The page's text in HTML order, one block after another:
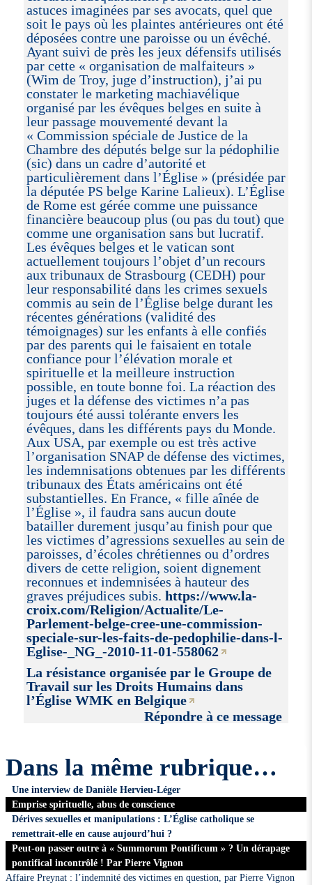
astuces imaginées par ses avocats, quel que
soit le pays où les plaintes antérieures ont été
déposées contre une paroisse ou un évêché.
Ayant suivi de près les jeux défensifs utilisés
par cette « organisation de malfaiteurs »
(Wim de Troy, juge d’instruction), j’ai pu
constater le marketing machiavélique
organisé par les évêques belges en suite à
leur passage mouvementé devant la
« Commission spéciale de Justice de la
Chambre des députés belge sur la pédophilie
(sic) dans un cadre d’autorité et
particulièrement dans l’Église » (présidée par
la députée PS belge Karine Lalieux). L’Église
de Rome est gérée comme une puissance
financière beaucoup plus (ou pas du tout) que
comme une organisation sans but lucratif.
Les évêques belges et le vatican sont
actuellement toujours l’objet d’un recours
aux tribunaux de Strasbourg (CEDH) pour
leur responsabilité dans les crimes sexuels
commis au sein de l’Église belge durant les
récentes générations (validité des
témoignages) sur les enfants à elle confiés
par des parents qui le faisaient en totale
confiance pour l’élévation morale et
spirituelle et la meilleure instruction
possible, en toute bonne foi. La réaction des
juges et la défense des victimes n’a pas
toujours été aussi tolérante envers les
évêques, dans les différents pays du Monde.
Aux USA, par exemple ou est très active
l’organisation SNAP de défense des victimes,
les indemnisations obtenues par les différents
tribunaux des États américains ont été
substantielles. En France, « fille aînée de
l’Église », il faudra sans aucun doute
batailler durement jusqu’au finish pour que
les victimes d’agressions sexuelles au sein de
paroisses, d’écoles chrétiennes ou d’ordres
divers de cette religion, soient dignement
reconnues et indemnisées à hauteur des
graves préjudices subis. https://www.la-
croix.com/Religion/Actualite/Le-
Parlement-belge-cree-une-commission-
speciale-sur-les-faits-de-pedophilie-dans-l-
Eglise-_NG_-2010-11-01-558062
La résistance organisée par le Groupe de
Travail sur les Droits Humains dans
l’Église WMK en Belgique
Répondre à ce message
Dans la même rubrique…
Une interview de Danièle Hervieu-Léger
Emprise spirituelle, abus de conscience
Dérives sexuelles et manipulations : L’Église catholique se
remettrait-elle en cause aujourd’hui ?
Peut-on passer outre à « Summorum Pontificum » ? Un dérapage
pontifical incontrôlé ! Par Pierre Vignon
Affaire Preynat : l’indemnité des victimes en question, par Pierre Vignon